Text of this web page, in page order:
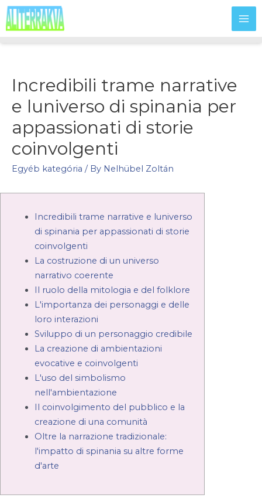
Incredibili trame narrative
e luniverso di spinania per
appassionati di storie
coinvolgenti
Egyéb kategória / By Nelhübel Zoltán
Incredibili trame narrative e luniverso
di spinania per appassionati di storie
coinvolgenti
La costruzione di un universo
narrativo coerente
Il ruolo della mitologia e del folklore
L'importanza dei personaggi e delle
loro interazioni
Sviluppo di un personaggio credibile
La creazione di ambientazioni
evocative e coinvolgenti
L'uso del simbolismo
nell'ambientazione
Il coinvolgimento del pubblico e la
creazione di una comunità
Oltre la narrazione tradizionale:
l'impatto di spinania su altre forme
d'arte